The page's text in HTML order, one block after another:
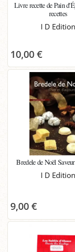
Livre recette de Pain
recettes
I D Edition
10,00 €
Bredele de Noël
I D Edition
9,00 €